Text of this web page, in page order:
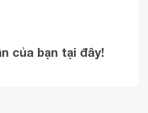
của bạn tại đây!